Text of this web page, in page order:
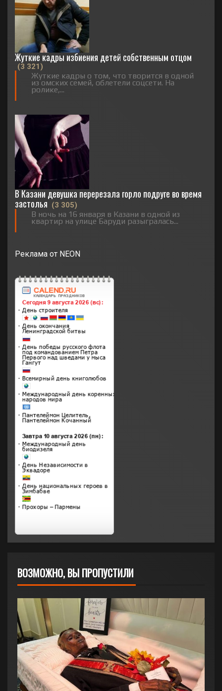
Жуткие кадры избиения детей собственным отцом
(3 321)
Жуткие кадры о том, что творится в одной
из омских семей, облетели соцсети. На
ролике,...
В Казани девушка перерезала горло подруге во время
застолья (3 305)
В ночь на 16 января в Казани в одной из
квартир на улице Баруди разыгралась...
Реклама от NEON
ВОЗМОЖНО, ВЫ ПРОПУСТИЛИ